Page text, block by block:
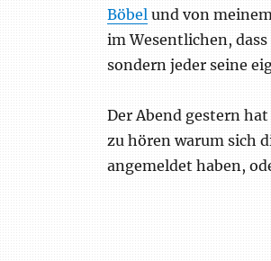
Böbel und von
im Wesentlichen,
sondern jeder seine
Der Abend gestern
zu hören warum sich
angemeldet haben,